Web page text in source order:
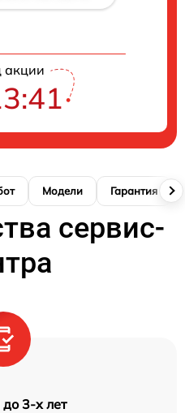
акции
Модели Гарантия
сервис-
3-х лет